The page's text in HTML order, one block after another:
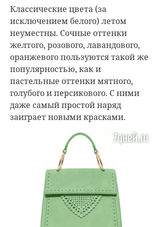
Классические цвета (за
исключением белого) летом
неуместны. Сочные оттенки
желтого, розового, лавандового,
оранжевого пользуются такой же
популярностью, как и
пастельные оттенки мятного,
голубого и персикового. С ними
даже самый простой наряд
заиграет новыми красками.